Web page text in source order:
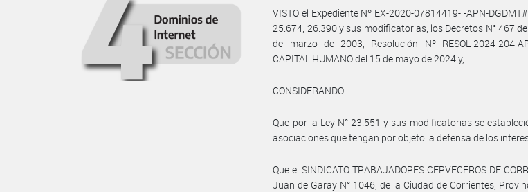
VISTO el Expediente Nº EX-2020-07814419- -APN-
25.674, 26.390 y sus modificatorias, los Decretos N° 467
de marzo de 2003, Resolución Nº RESOL-2024-204-
CAPITAL HUMANO del 15 de mayo de 2024 y,
CONSIDERANDO:
Que por la Ley N° 23.551 y sus modificatorias se
asociaciones que tengan por objeto la defensa de los
Que el SINDICATO TRABAJADORES CERVECEROS DE
Juan de Garay N° 1046, de la Ciudad de Corrientes,